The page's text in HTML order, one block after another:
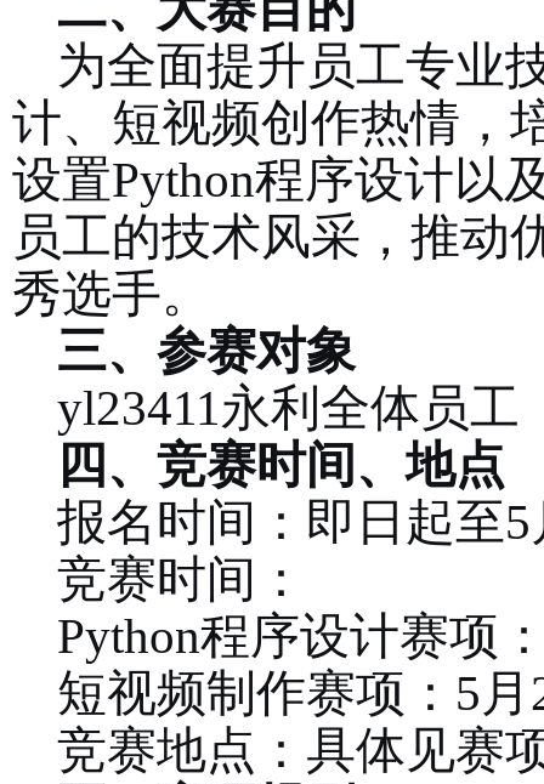
为全面提升员工专业
计、 短视频创作热情，
设置Python程序设计以
员工的技术风采，推动
秀选手。
三、参赛对象
yl23411永利全体员工
四、竞赛时间、地点
报名时间：即日起至5
竞赛时间：
Python程序设计赛项
短视频制作赛项： 5
竞赛地点：具体见赛